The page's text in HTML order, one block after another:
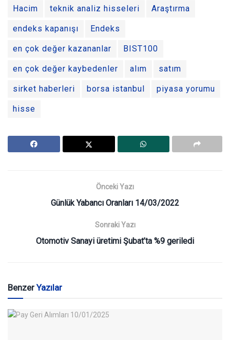
Hacim teknik analiz hisseleri Araştırma
endeks kapanışı Endeks
en çok değer kazananlar BIST100
en çok değer kaybedenler alım satım
sirket haberleri borsa istanbul piyasa yorumu
hisse
Önceki Yazı
Günlük Yabancı Oranları 14/03/2022
Sonraki Yazı
Otomotiv Sanayi üretimi Şubat’ta %9 geriledi
BenzerYazılar